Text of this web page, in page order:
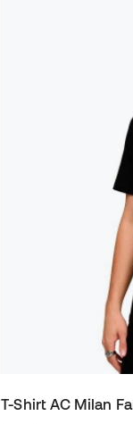
T-Shirt AC Milan